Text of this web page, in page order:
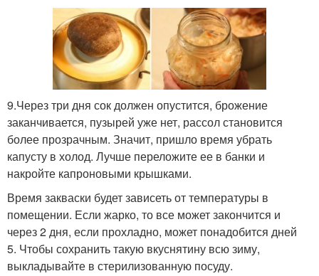
9.Через три дня сок должен опустится, брожение
заканчивается, пузырей уже нет, рассол становится
более прозрачным. Значит, пришло время убрать
капусту в холод. Лучше переложите ее в банки и
накройте капроновыми крышками.
Время закваски будет зависеть от температуры в
помещении. Если жарко, то все может закончится и
через 2 дня, если прохладно, может понадобится дней
5. Чтобы сохранить такую вкуснятину всю зиму,
выкладывайте в стерилизованную посуду.